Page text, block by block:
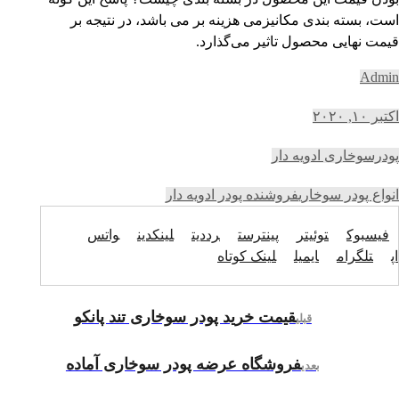
است، بسته بندی مکانیزمی هزینه بر می باشد، در نتیجه بر
قیمت نهایی محصول تاثیر می‌گذارد.
Admin
اکتبر ۱۰, ۲۰۲۰
پودرسوخاری ادویه دار
انواع پودر سوخاریفروشنده پودر ادویه دار
فیسبوک توئیتر پینترست رددیت لینکدین
واتس
اپ
تلگرام ایمیل لینک کوتاه
قبلیقیمت خرید پودر سوخاری تند پانکو
بعدیفروشگاه عرضه پودر سوخاری آماده